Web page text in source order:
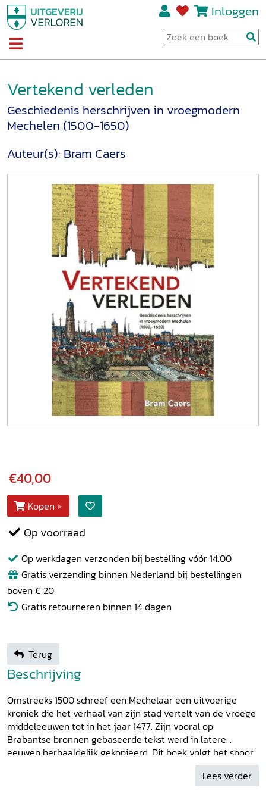
Inloggen
Vertekend verleden
Geschiedenis herschrijven in vroegmodern
Mechelen (1500-1650)
Auteur(s): Bram Caers
€40,00
Kopen
Op voorraad
Op werkdagen verzonden bij bestelling vóór 14.00
Gratis verzending binnen Nederland bij bestellingen
boven € 20
Gratis retourneren binnen 14 dagen
Terug
Beschrijving
Omstreeks 1500 schreef een Mechelaar een uitvoerige
kroniek die het verhaal van zijn stad vertelt van de vroege
middeleeuwen tot in het jaar 1477. Zijn vooral op
Brabantse bronnen gebaseerde tekst werd in latere
eeuwen herhaaldelijk gekopieerd. Dit boek volgt het spoor
van deze handschriftelijke overlevering tot de kroniek
gedeeltelijk werd gedrukt midden zeventiende eeuw. Uniek
Lees verder